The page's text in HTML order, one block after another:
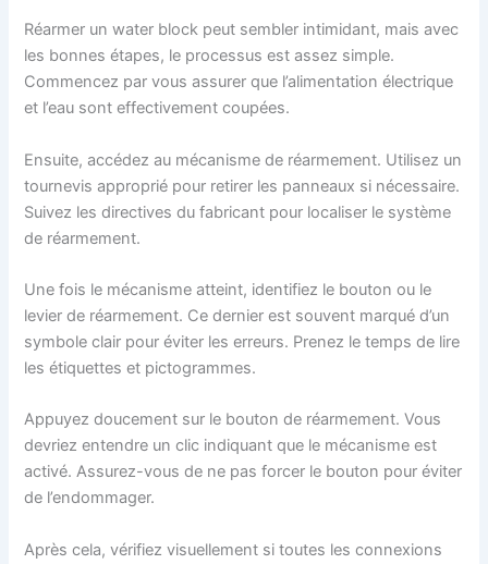
Réarmer un water block peut sembler intimidant, mais avec
les bonnes étapes, le processus est assez simple.
Commencez par vous assurer que l’alimentation électrique
et l’eau sont effectivement coupées.
Ensuite, accédez au mécanisme de réarmement. Utilisez un
tournevis approprié pour retirer les panneaux si nécessaire.
Suivez les directives du fabricant pour localiser le système
de réarmement.
Une fois le mécanisme atteint, identifiez le bouton ou le
levier de réarmement. Ce dernier est souvent marqué d’un
symbole clair pour éviter les erreurs. Prenez le temps de lire
les étiquettes et pictogrammes.
Appuyez doucement sur le bouton de réarmement. Vous
devriez entendre un clic indiquant que le mécanisme est
activé. Assurez-vous de ne pas forcer le bouton pour éviter
de l’endommager.
Après cela, vérifiez visuellement si toutes les connexions